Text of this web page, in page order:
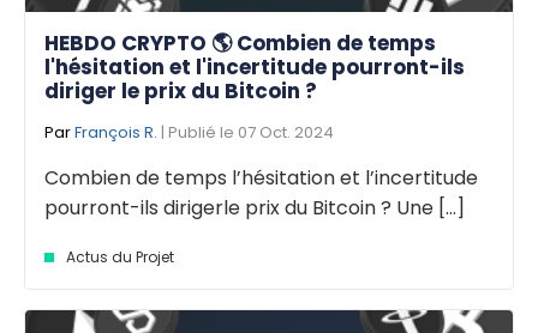
HEBDO CRYPTO 🌎 Combien de temps
l'hésitation et l'incertitude pourront-ils
diriger le prix du Bitcoin ?
ParFrançois R. | Publié le 07 Oct. 2024
Combien de temps l’hésitation et l’incertitude
pourront-ils dirigerle prix du Bitcoin ? Une [...]
Actus du Projet